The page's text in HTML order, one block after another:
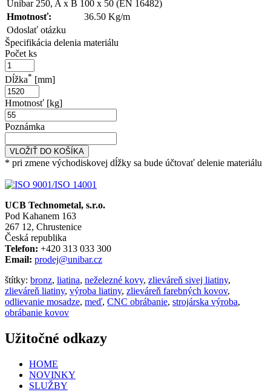
Unibar 250, A x B 100 x 50 (EN 16482)
Hmotnosť:
36.50 Kg/m
Odoslať otázku
Špecifikácia delenia materiálu
Počet ks
Dĺžka* [mm]
Hmotnosť [kg]
Poznámka
VLOŽIŤ DO KOŠÍKA
* pri zmene východiskovej dĺžky sa bude účtovať delenie materiálu
UCB Technometal, s.r.o.
Pod Kahanem 163
267 12, Chrustenice
Česká republika
Telefon: +420 313 033 300
Email: prodej@unibar.cz
štítky: bronz, liatina, neželezné kovy, zlieváreň sivej liatiny,
zlieváreň liatiny, výroba liatiny, zlieváreň farebných kovov,
odlievanie mosadze, meď, CNC obrábanie, strojárska výroba,
obrábanie kovov
Užitočné odkazy
HOME
NOVINKY
SLUŽBY